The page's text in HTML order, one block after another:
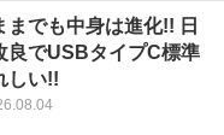
までも中身は進化!! 日
良でUSBタイプC標準
しい!!